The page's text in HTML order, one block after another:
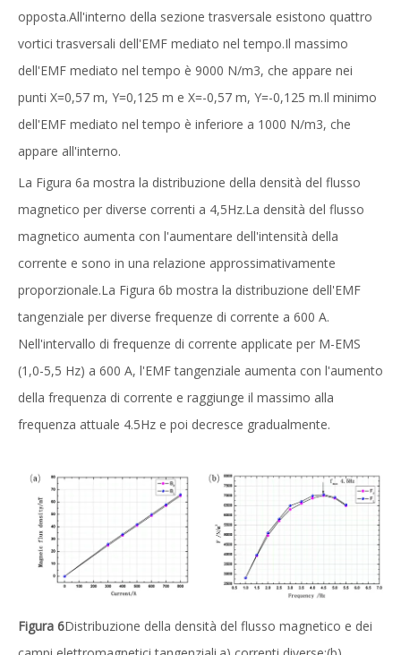
opposta.All'interno della sezione trasversale esistono quattro
vortici trasversali dell'EMF mediato nel tempo.Il massimo
dell'EMF mediato nel tempo è 9000 N/m3, che appare nei
punti X=0,57 m, Y=0,125 m e X=-0,57 m, Y=-0,125 m.Il minimo
dell'EMF mediato nel tempo è inferiore a 1000 N/m3, che
appare all'interno.
La Figura 6a mostra la distribuzione della densità del flusso
magnetico per diverse correnti a 4,5Hz.La densità del flusso
magnetico aumenta con l'aumentare dell'intensità della
corrente e sono in una relazione approssimativamente
proporzionale.La Figura 6b mostra la distribuzione dell'EMF
tangenziale per diverse frequenze di corrente a 600 A.
Nell'intervallo di frequenze di corrente applicate per M-EMS
(1,0-5,5 Hz) a 600 A, l'EMF tangenziale aumenta con l'aumento
della frequenza di corrente e raggiunge il massimo alla
frequenza attuale 4.5Hz e poi decresce gradualmente.
Figura 6Distribuzione della densità del flusso magnetico e dei